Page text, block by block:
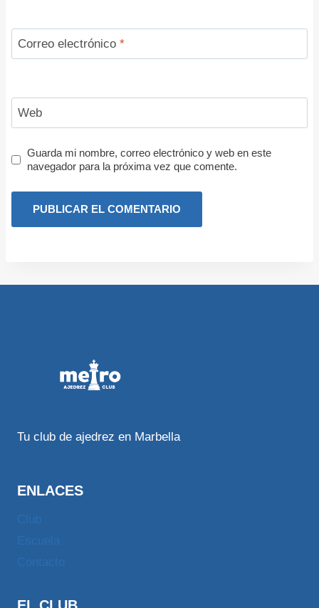
Correo electrónico *
Web
Guarda mi nombre, correo electrónico y web en este
navegador para la próxima vez que comente.
Tu club de ajedrez en Marbella
ENLACES